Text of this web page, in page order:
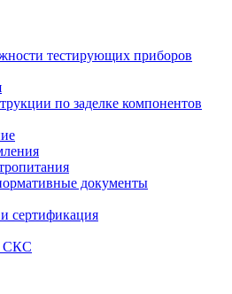
тестирующих приборов
по заделке компонентов
документы
сертификация
СКС